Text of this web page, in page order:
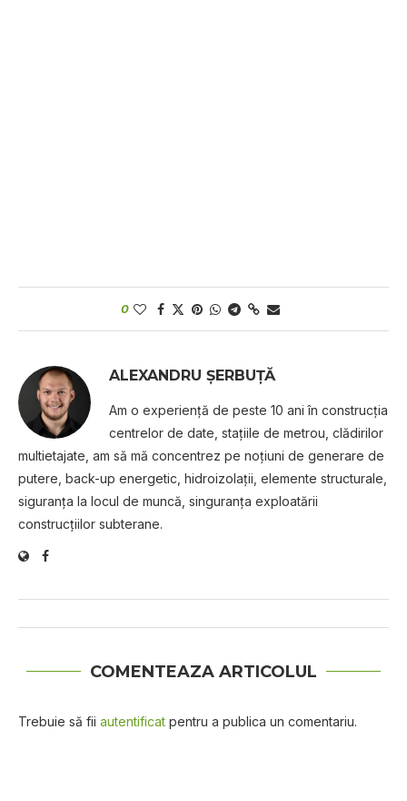
0
ALEXANDRU ȘERBUȚĂ
Am o experienţă de peste 10 ani în construcţia
centrelor de date, staţiile de metrou, clădirilor
multietajate, am să mă concentrez pe noţiuni de generare de
putere, back-up energetic, hidroizolaţii, elemente structurale,
siguranţa la locul de muncă, singuranţa exploatării
construcţiilor subterane.
COMENTEAZA ARTICOLUL
Trebuie să fii autentificat pentru a publica un comentariu.